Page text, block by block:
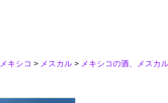
メキシコ > メスカル > メキシコの酒、メスカ